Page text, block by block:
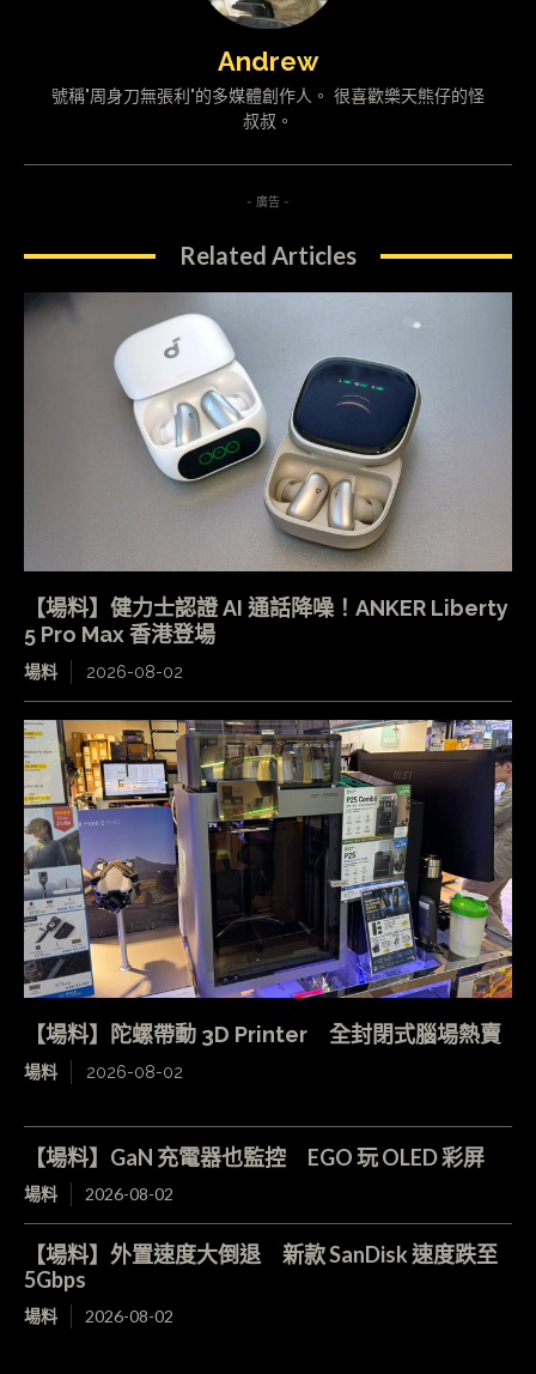
Andrew
號稱"周身刀無張利"的多媒體創作人。 很喜歡樂天熊仔的怪
叔叔。
- 廣告 -
Related Articles
【場料】健力士認證 AI 通話降噪！ANKER Liberty
5 Pro Max 香港登場
場料 2026-08-02
【場料】陀螺帶動 3D Printer 全封閉式腦場熱賣
場料 2026-08-02
【場料】GaN 充電器也監控 EGO 玩 OLED 彩屏
場料 2026-08-02
【場料】外置速度大倒退 新款 SanDisk 速度跌至
5Gbps
場料 2026-08-02